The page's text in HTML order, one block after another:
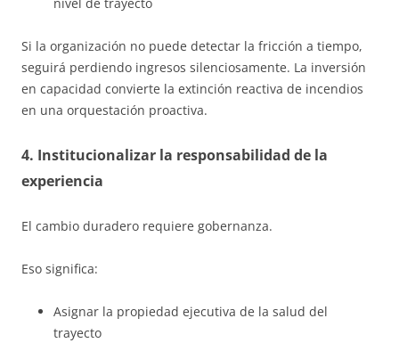
nivel de trayecto
Si la organización no puede detectar la fricción a tiempo,
seguirá perdiendo ingresos silenciosamente. La inversión
en capacidad convierte la extinción reactiva de incendios
en una orquestación proactiva.
4. Institucionalizar la responsabilidad de la
experiencia
El cambio duradero requiere gobernanza.
Eso significa:
Asignar la propiedad ejecutiva de la salud del
trayecto